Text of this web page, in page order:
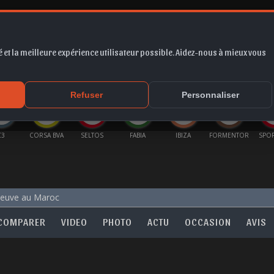
la meilleure expérience utilisateur possible. Aidez-nous à mieux vous
Refuser Personnaliser
CORSA BVA SELTOS FABIA IBIZA FORMENTOR
au Maroc
VIDEO PHOTO ACTU OCCASION AVIS